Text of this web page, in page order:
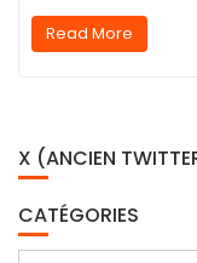
Read More
X (ANCIEN
CATÉGORIES